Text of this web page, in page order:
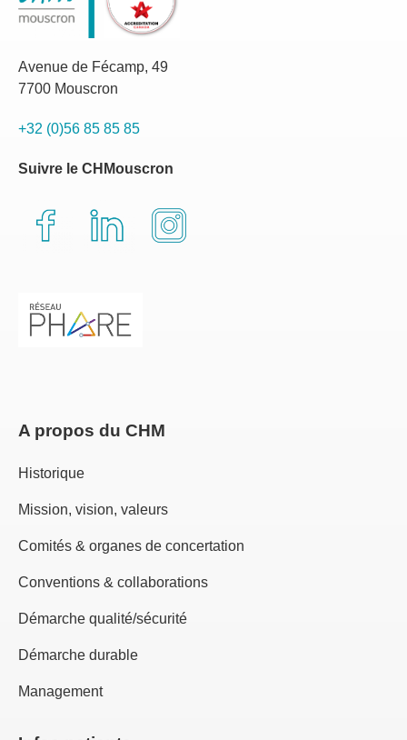
Avenue de Fécamp, 49
7700 Mouscron
+32 (0)56 85 85 85
Suivre le CHMouscron
A propos du CHM
Historique
Mission, vision, valeurs
Comités & organes de concertation
Conventions & collaborations
Démarche qualité/sécurité
Démarche durable
Management